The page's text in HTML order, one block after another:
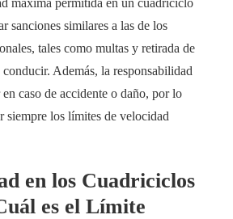
máxima permitida en un cuadriciclo
sanciones similares a las de los
tales como multas y retirada de
Además, la responsabilidad
caso de accidente o daño, por lo
siempre los límites de velocidad
en los Cuadriciclos
es el Límite